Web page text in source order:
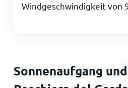
Windgeschwindigkeit von
Sonnenaufgang